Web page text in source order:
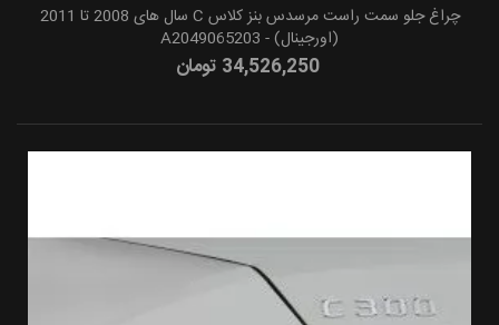
چراغ جلو سمت راست مرسدس بنز کلاس C سال های 2008 تا 2011
(اورجینال) - A2049065203
34,526,250 تومان